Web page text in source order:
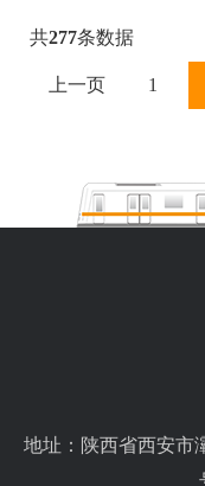
共277条数据
上一页 1
地址：陕西省西安市